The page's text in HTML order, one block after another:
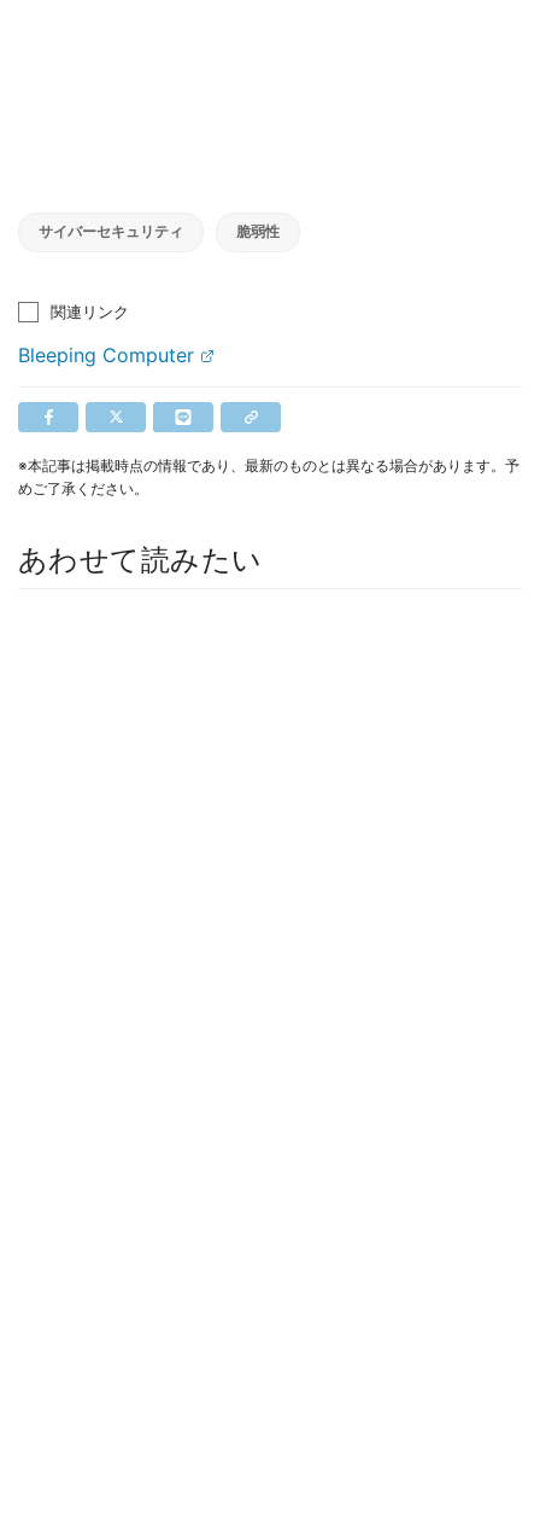
サイバーセキュリティ 脆弱性
関連リンク
Bleeping Computer
※本記事は掲載時点の情報であり、最新のものとは異なる場合があります。予
めご了承ください。
あわせて読みたい